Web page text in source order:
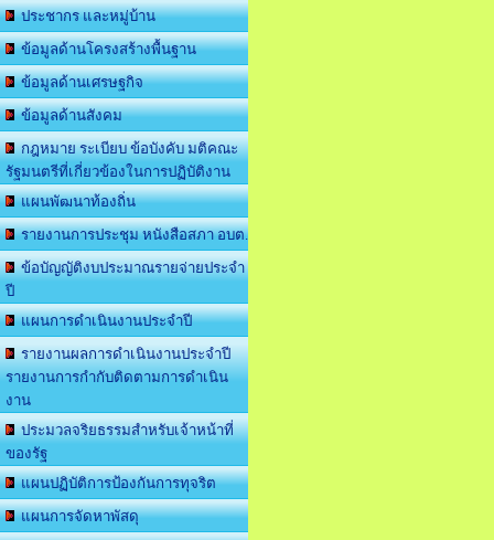
ประชากร และหมู่บ้าน
ข้อมูลด้านโครงสร้างพื้นฐาน
ข้อมูลด้านเศรษฐกิจ
ข้อมูลด้านสังคม
กฎหมาย ระเบียบ ข้อบังคับ มติคณะ
รัฐมนตรีที่เกี่ยวข้องในการปฏิบัติงาน
แผนพัฒนาท้องถิ่น
รายงานการประชุม หนังสือสภา อบต.
ข้อบัญญัติงบประมาณรายจ่ายประจำ
ปี
แผนการดำเนินงานประจำปี
รายงานผลการดำเนินงานประจำปี
รายงานการกำกับติดตามการดำเนิน
งาน
ประมวลจริยธรรมสำหรับเจ้าหน้าที่
ของรัฐ
แผนปฏิบัติการป้องกันการทุจริต
แผนการจัดหาพัสดุ